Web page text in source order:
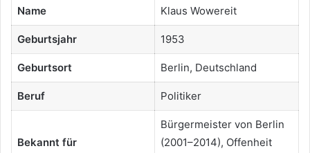
Name Klaus Wowereit
Geburtsjahr 1953
Geburtsort Berlin, Deutschland
Beruf Politiker
Bekannt für
Bürgermeister von Berlin
(2001–2014), Offenheit